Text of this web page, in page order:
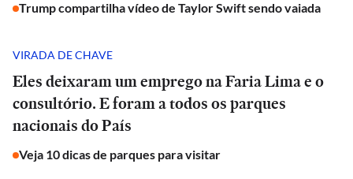
Trump compartilha vídeo de Taylor Swift sendo vaiada
VIRADA DE CHAVE
Eles deixaram um emprego na Faria Lima e o
consultório. E foram a todos os parques
nacionais do País
Veja 10 dicas de parques para visitar